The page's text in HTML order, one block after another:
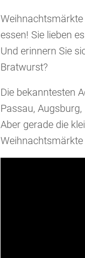
essen! Sie lieben
Und erinnern Sie
Bratwurst?
Die bekanntesten
Passau,
Aber gerade die